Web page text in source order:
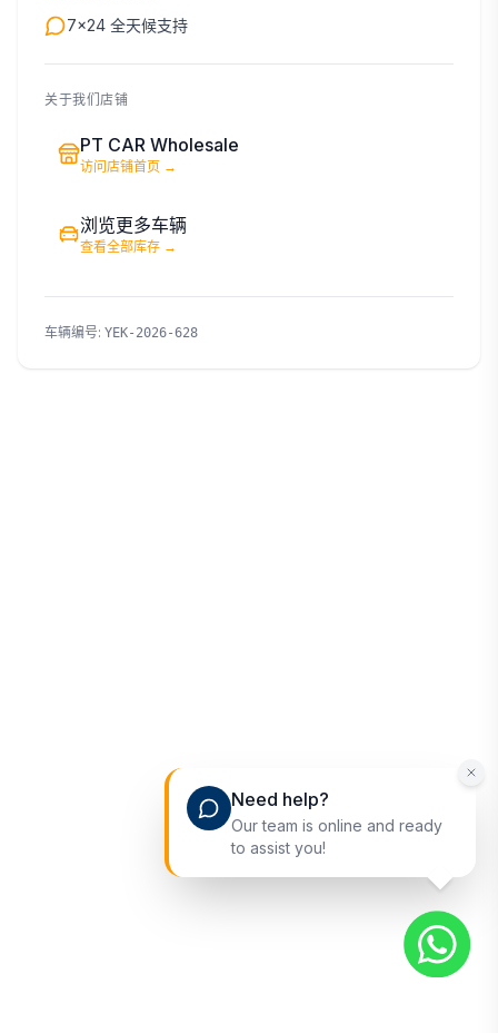
7×24 全天候支持
关于我们店铺
PT CAR Wholesale
访问店铺首页 →
浏览更多车辆
查看全部库存 →
车辆编号: YEK-2026-628
Need help?
Our team is online and ready
to assist you!